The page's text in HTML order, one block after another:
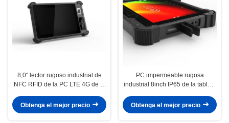
8,0" lector rugoso industrial de
NFC RFID de la PC LTE 4G de la
prenda impermeable IP65
Obtenga el mejor precio
PC impermeable rugosa
industrial 8inch IP65 de la tableta
código de barras 1D 2.o
Obtenga el mejor precio